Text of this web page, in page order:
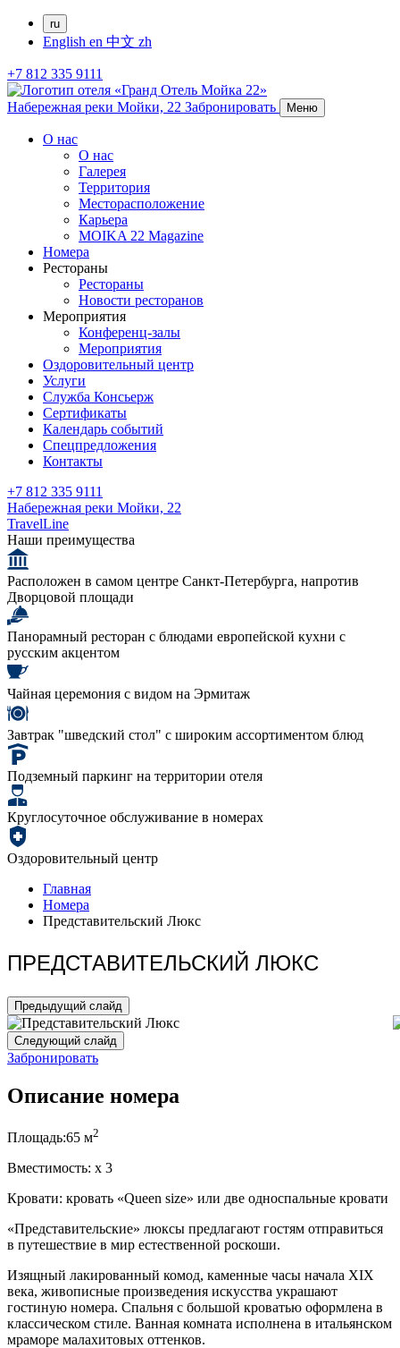
ru
English en 中文 zh
+7 812 335 9111
Набережная реки Мойки, 22 Забронировать Меню
О нас
О нас
Галерея
Территория
Месторасположение
Карьера
MOIKA 22 Magazine
Номера
Рестораны
Рестораны
Новости ресторанов
Мероприятия
Конференц-залы
Мероприятия
Оздоровительный центр
Услуги
Служба Консьерж
Сертификаты
Календарь событий
Спецпредложения
Контакты
+7 812 335 9111
Набережная реки Мойки, 22
TravelLine
Наши преимущества
Расположен в самом центре Санкт-Петербурга, напротив
Дворцовой площади
Панорамный ресторан c блюдами европейской кухни с
русским акцентом
Чайная церемония с видом на Эрмитаж
Завтрак "шведский стол" с широким ассортиментом блюд
Подземный паркинг на территории отеля
Круглосуточное обслуживание в номерах
Оздоровительный центр
Главная
Номера
Представительский Люкс
ПРЕДСТАВИТЕЛЬСКИЙ ЛЮКС
Предыдущий слайд
Следующий слайд
Забронировать
Описание номера
Площадь:65 м2
Вместимость: x 3
Кровати: кровать «Queen size» или две односпальные кровати
«Представительские» люксы предлагают гостям отправиться
в путешествие в мир естественной роскоши.
Изящный лакированный комод, каменные часы начала XIХ
века, живописные произведения искусства украшают
гостиную номера. Спальня с большой кроватью оформлена в
классическом стиле. Ванная комната исполнена в итальянском
мраморе малахитовых оттенков.